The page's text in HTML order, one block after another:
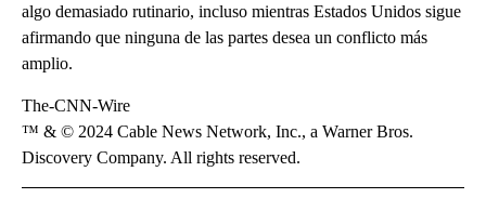
algo demasiado rutinario, incluso mientras Estados Unidos sigue
afirmando que ninguna de las partes desea un conflicto más
amplio.
The-CNN-Wire
™ & © 2024 Cable News Network, Inc., a Warner Bros.
Discovery Company. All rights reserved.